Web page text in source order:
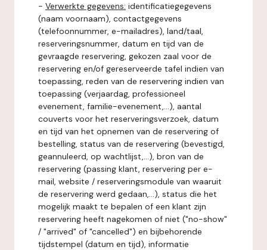
- Verwerkte gegevens: identificatiegegevens
(naam voornaam), contactgegevens
(telefoonnummer, e-mailadres), land/taal,
reserveringsnummer, datum en tijd van de
gevraagde reservering, gekozen zaal voor de
reservering en/of gereserveerde tafel indien van
toepassing, reden van de reservering indien van
toepassing (verjaardag, professioneel
evenement, familie-evenement,...), aantal
couverts voor het reserveringsverzoek, datum
en tijd van het opnemen van de reservering of
bestelling, status van de reservering (bevestigd,
geannuleerd, op wachtlijst,...), bron van de
reservering (passing klant, reservering per e-
mail, website / reserveringsmodule van waaruit
de reservering werd gedaan,...), status die het
mogelijk maakt te bepalen of een klant zijn
reservering heeft nagekomen of niet ("no-show"
/ "arrived" of "cancelled") en bijbehorende
tijdstempel (datum en tijd), informatie